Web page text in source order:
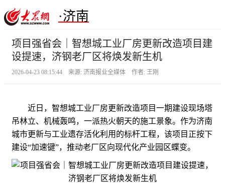
·济南
项目强省会｜智想城工业厂房更新改造项目建
设提速，济钢老厂区将焕发新生机
2026-04-23 08:15:44 来源: 济南报业全媒体 作者: 王刚
近日，智想城工业厂房更新改造项目一期建设现场塔
吊林立、机械轰鸣，一派热火朝天的施工景象。作为济南
城市更新与工业遗存活化利用的标杆工程，该项目正按下
建设“加速键”，推动老厂区向现代化产业园区蝶变。